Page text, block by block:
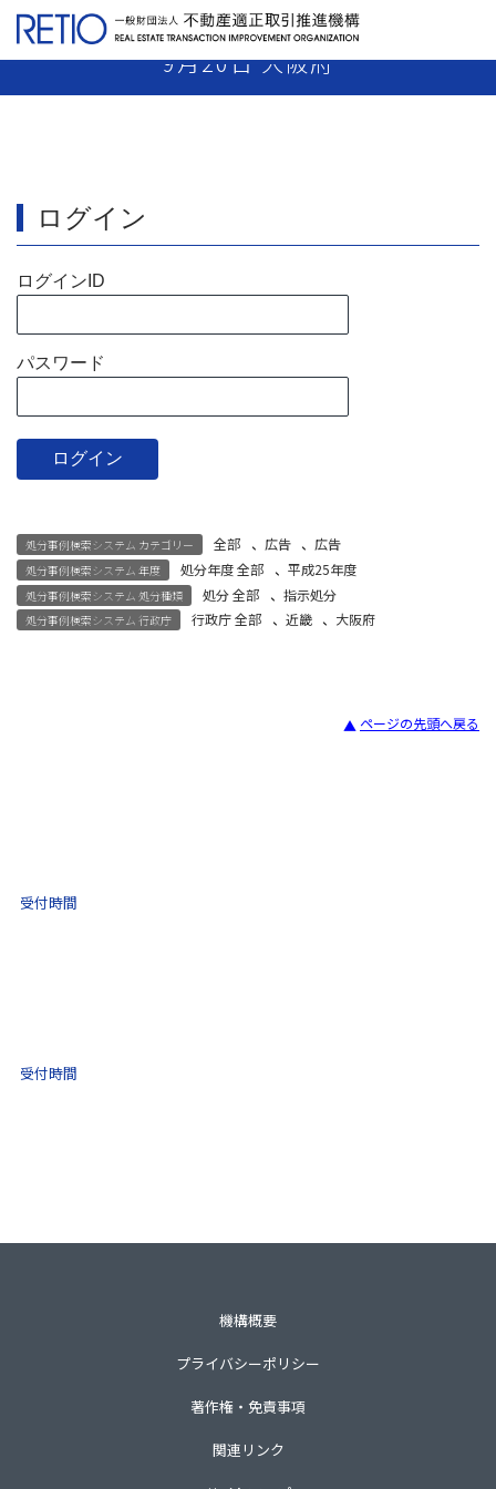
【25-40】媒介業者 指示処分 平成25年
9月20日 大阪府
ログイン
ログインID
パスワード
処分事例検索システム カテゴリー 全部 、 広告 、 広告
処分事例検索システム 年度 処分年度 全部 、 平成25年度
処分事例検索システム 処分種類 処分 全部 、 指示処分
処分事例検索システム 行政庁 行政庁 全部 、 近畿 、 大阪府
ページの先頭へ戻る
受付時間
受付時間
機構概要
プライバシーポリシー
著作権・免責事項
関連リンク